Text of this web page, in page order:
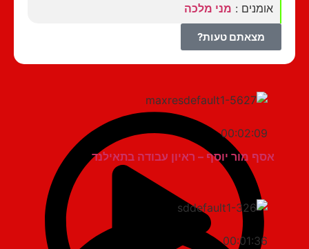
אומנים :מני מלכה
מצאתם טעות?
00:02:09
אסף מור יוסף – ראיון עבודה בתאילנד
00:01:36